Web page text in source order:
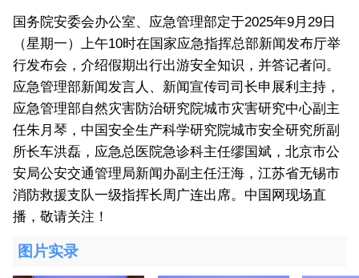
国务院安委会办公室、应急管理部定于2025年9月29日
（星期一）上午10时在国家应急指挥总部新闻发布厅举
行发布会，介绍假期出行出游安全知识，并答记者问。
应急管理部新闻发言人、新闻宣传司司长申展利主持，
应急管理部自然灾害防治研究院城市灾害研究中心副主
任朱月琴，中国安全生产科学研究院城市安全研究所副
所长车洪磊，应急总医院急诊科主任缪国斌，北京市公
安局公安交通管理局新闻办副主任汪海，江苏省无锡市
消防救援支队一级指挥长周广连出席。中国网现场直
播，敬请关注！
图片实录